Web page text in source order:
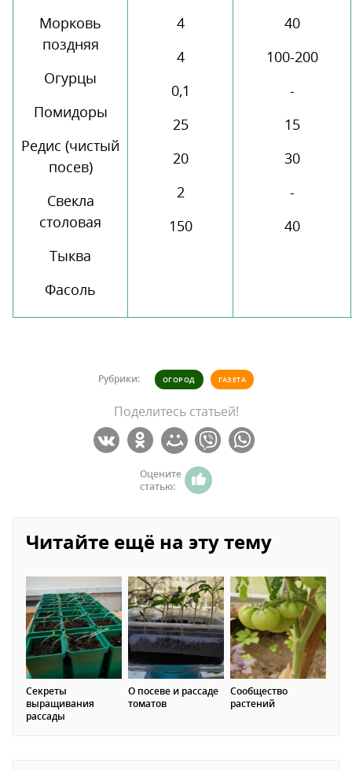
Морковь
поздняя
Огурцы
Помидоры
Редис (чистый
посев)
Свекла
столовая
Тыква
Фасоль
4
4
0,1
25
20
2
150
40
100-200
-
15
30
-
40
Рубрики: ОГОРОД ГАЗЕТА
Поделитесь статьей!
Оцените
статью:
Читайте ещё на эту тему
Секреты
выращивания
рассады
О посеве и рассаде
томатов
Сообщество
растений